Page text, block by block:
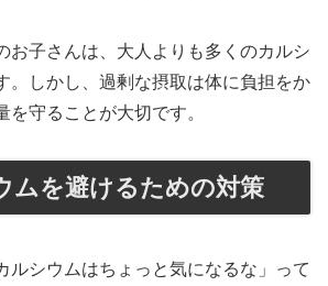
お子さんは、大人よりも多くのカルシ
。しかし、過剰な摂取は体に負担をか
を守ることが大切です。
ムを避けるための対策
ルシウムはちょっと気になるな」って